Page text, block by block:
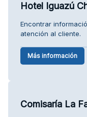
Hotel Iguazú
Encontrar
atención al cliente.
Más información
Comisaría La